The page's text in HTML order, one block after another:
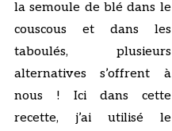
la semoule de blé dans le
couscous et dans les
taboulés, plusieurs
alternatives s’offrent à
nous ! Ici dans cette
recette, j’ai utilisé le